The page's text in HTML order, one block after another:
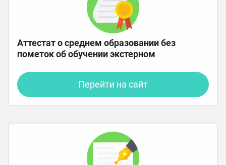
Аттестат о среднем образовании без
пометок об обучении экстерном
Перейти на сайт